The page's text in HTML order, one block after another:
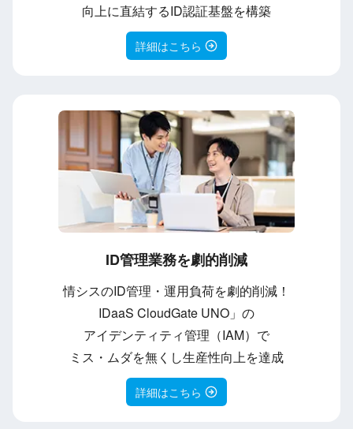
向上に直結するID認証基盤を構築
詳細はこちら
ID管理業務を劇的削減
情シスのID管理・運用負荷を劇的削減！
IDaaS CloudGate UNO」の
アイデンティティ管理（IAM）で
ミス・ムダを無くし生産性向上を達成
詳細はこちら